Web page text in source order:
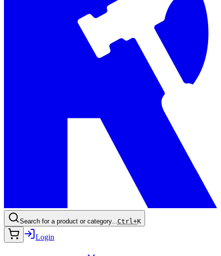
Search for a product or category...Ctrl+K
Login